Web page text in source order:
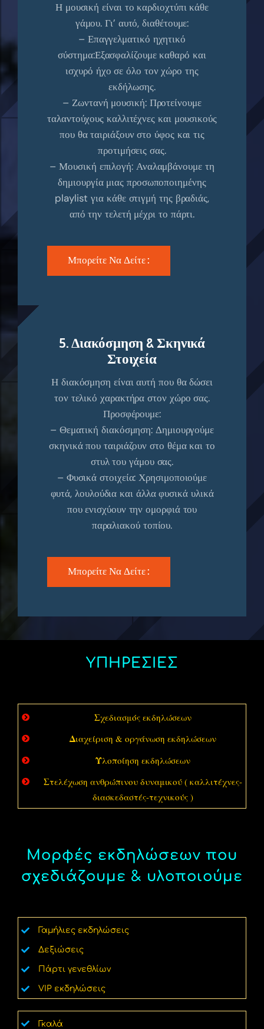
Η μουσική είναι το καρδιοχτύπι κάθε
γάμου. Γι’ αυτό, διαθέτουμε:
– Επαγγελματικό ηχητικό
σύστημα:Εξασφαλίζουμε καθαρό και
ισχυρό ήχο σε όλο τον χώρο της
εκδήλωσης.
– Ζωντανή μουσική: Προτείνουμε
ταλαντούχους καλλιτέχνες και μουσικούς
που θα ταιριάξουν στο ύφος και τις
προτιμήσεις σας.
– Μουσική επιλογή: Αναλαμβάνουμε τη
δημιουργία μιας προσωποποιημένης
playlist για κάθε στιγμή της βραδιάς,
από την τελετή μέχρι το πάρτι.
Μπορείτε Να Δείτε :
5. Διακόσμηση & Σκηνικά
Στοιχεία
Η διακόσμηση είναι αυτή που θα δώσει
τον τελικό χαρακτήρα στον χώρο σας.
Προσφέρουμε:
– Θεματική διακόσμηση: Δημιουργούμε
σκηνικά που ταιριάζουν στο θέμα και το
στυλ του γάμου σας.
– Φυσικά στοιχεία: Χρησιμοποιούμε
φυτά, λουλούδια και άλλα φυσικά υλικά
που ενισχύουν την ομορφιά του
παραλιακού τοπίου.
Μπορείτε Να Δείτε :
ΥΠΗΡΕΣΙΕΣ
Σχεδιασμός εκδηλώσεων
Διαχείριση & οργάνωση εκδηλώσεων
Υλοποίηση εκδηλώσεων
Στελέχωση ανθρώπινου δυναμικού ( καλλιτέχνες-
διασκεδαστές-τεχνικούς )
Μορφές εκδηλώσεων που
σχεδιάζουμε & υλοποιούμε
Γαμήλιες εκδηλώσεις
Δεξιώσεις
Πάρτι γενεθλίων
VIP εκδηλώσεις
Γκαλά